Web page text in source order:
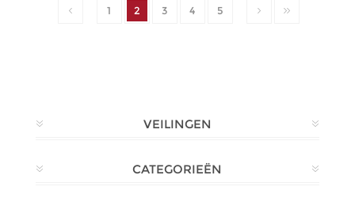
1 2 3 4 5
VEILINGEN
CATEGORIEËN